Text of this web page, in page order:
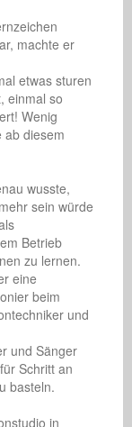
machte er
etwas sturen
einmal so
Wenig
ab diesem
wusste,
sein würde
Betrieb
zu lernen.
eine
beim
und
und Sänger
Schritt an
basteln.
in